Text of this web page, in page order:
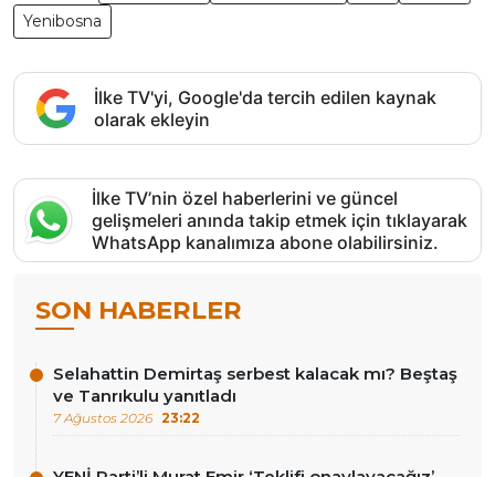
Yenibosna
İlke TV'yi, Google'da tercih edilen kaynak
olarak ekleyin
İlke TV’nin özel haberlerini ve güncel
gelişmeleri anında takip etmek için tıklayarak
WhatsApp kanalımıza abone olabilirsiniz.
SON HABERLER
Selahattin Demirtaş serbest kalacak mı? Beştaş
ve Tanrıkulu yanıtladı
7 Ağustos 2026 23:22